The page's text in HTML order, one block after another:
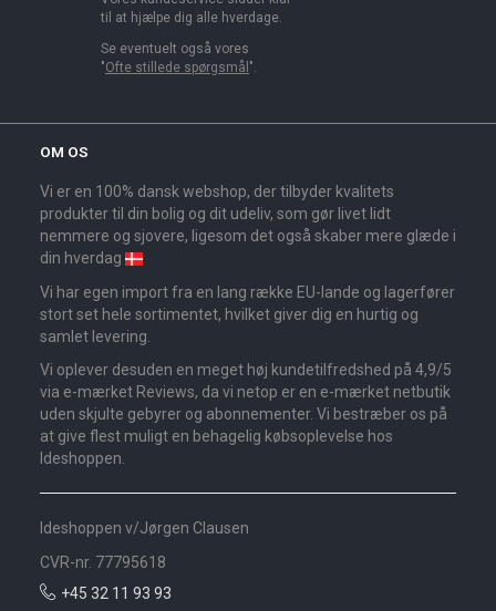
til at hjælpe dig alle hverdage.
Se eventuelt også vores
"Ofte stillede spørgsmål ".
OM OS
Vi er en 100% dansk webshop, der tilbyder kvalitets
produkter til din bolig og dit udeliv, som gør livet lidt
nemmere og sjovere, ligesom det også skaber mere glæde i
din hverdag
Vi har egen import fra en lang række EU-lande og lagerfører
stort set hele sortimentet, hvilket giver dig en hurtig og
samlet levering.
Vi oplever desuden en meget høj kundetilfredshed på 4,9/5
via e-mærket Reviews, da vi netop er en e-mærket netbutik
uden skjulte gebyrer og abonnementer. Vi bestræber os på
at give flest muligt en behagelig købsoplevelse hos
Ideshoppen.
Ideshoppen v/Jørgen Clausen
CVR-nr. 77795618
+45 32 11 93 93